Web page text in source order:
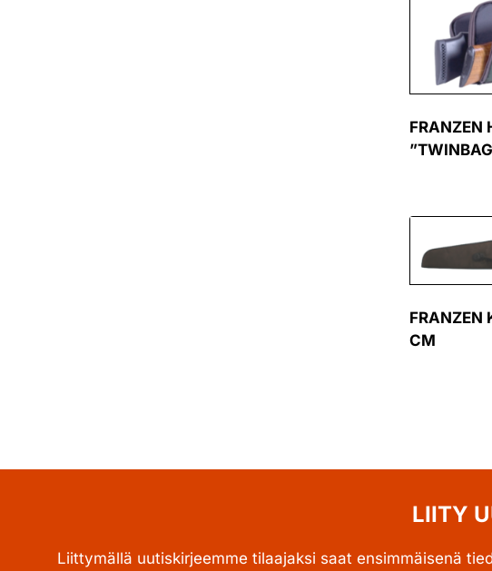
FRANZEN
FRANZEN
CM
LIITY
Liittymällä uutiskirjeemme tilaajaksi saat ensimmäisenä